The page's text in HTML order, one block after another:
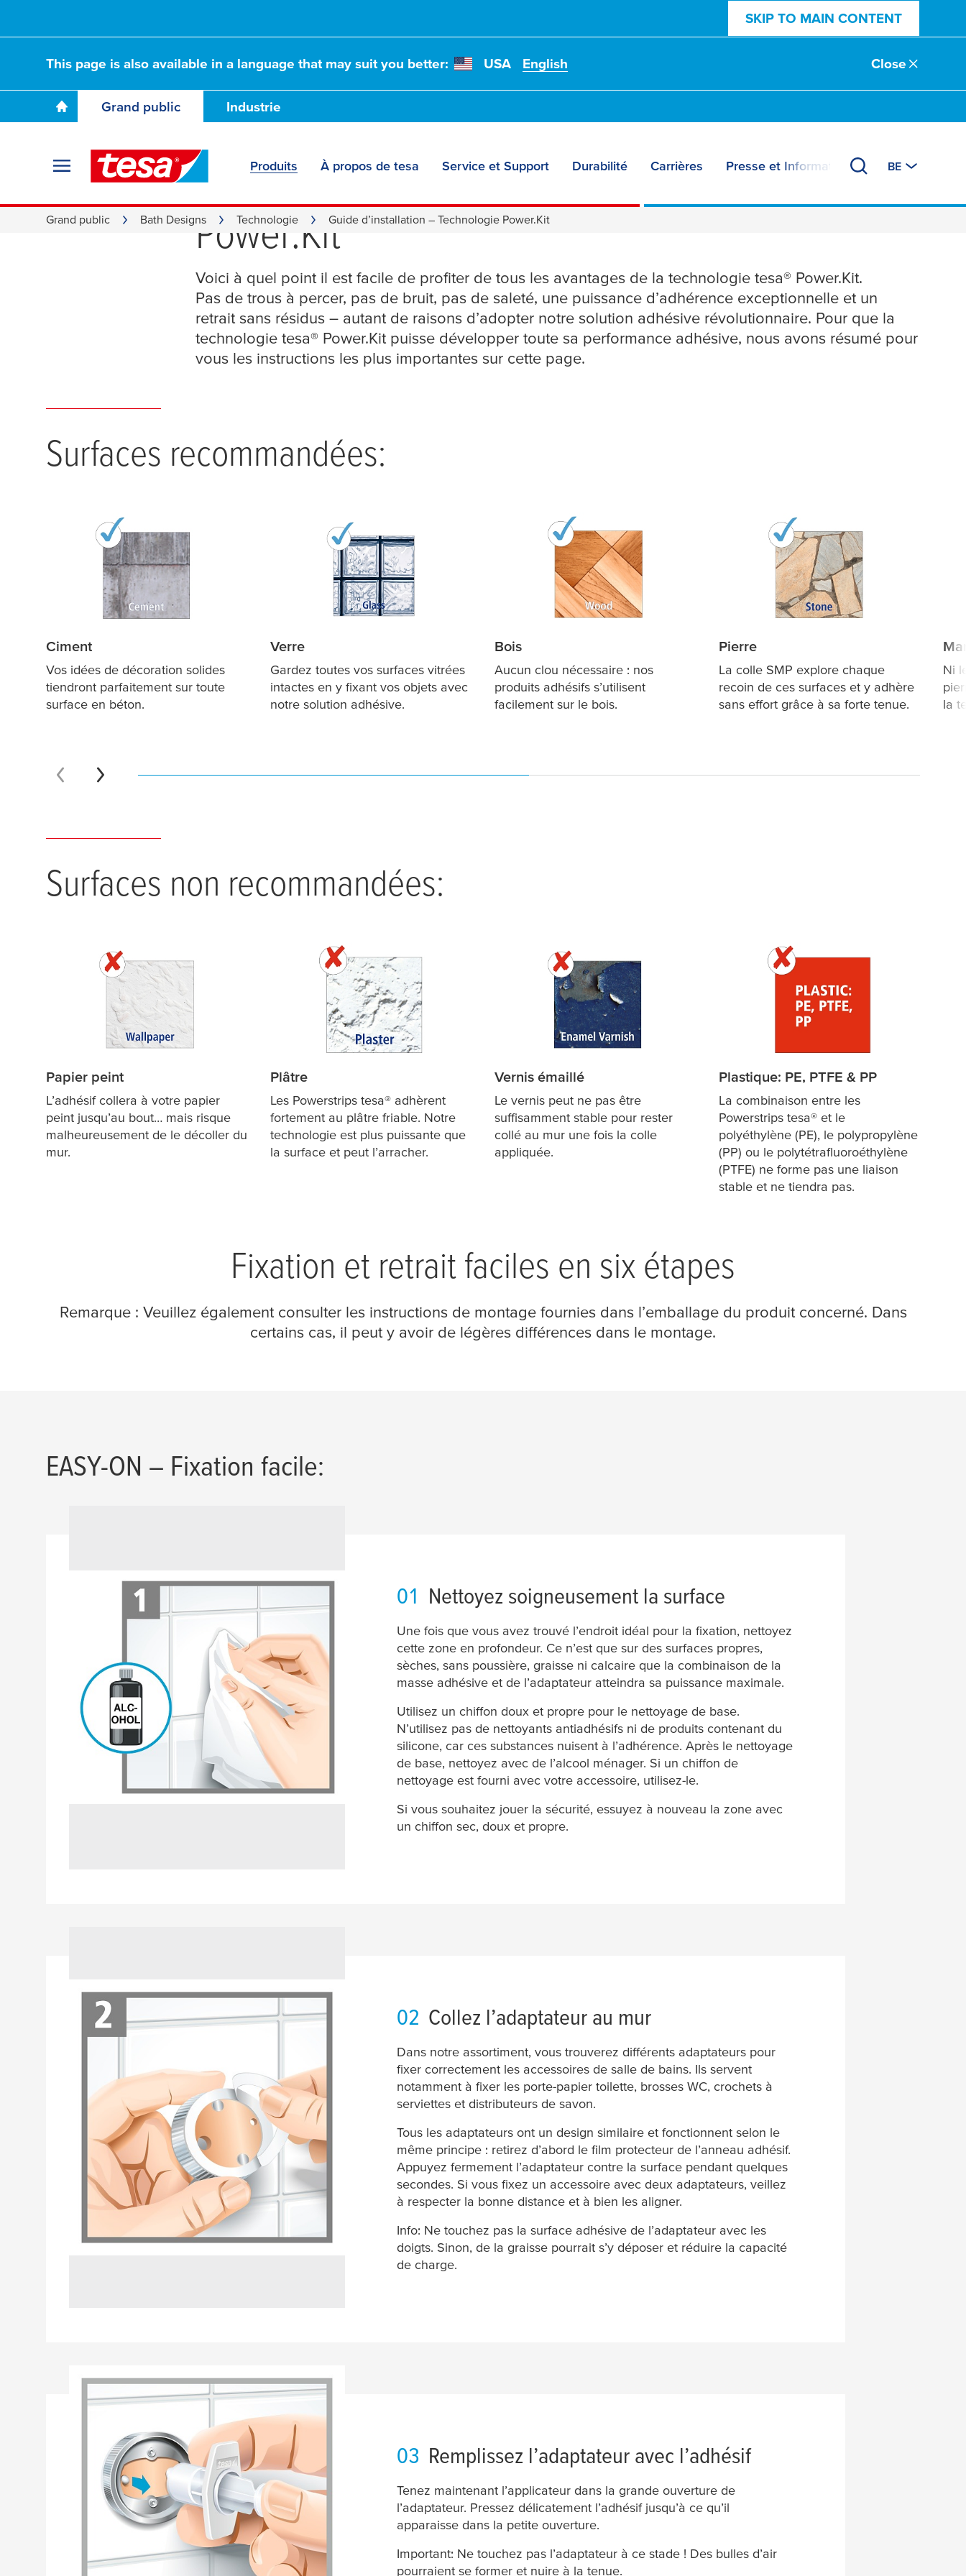
SKIP TO MAIN CONTENT
This page is also available in a language that may suit you better: USA English Close
Grand public Industrie
Produits À propos de tesa Service et Support Durabilité Carrières Presse et Informations BE
Grand public Bath Designs Technologie Guide d’installation – Technologie Power.Kit
Guide d’installation pour la technologietesa ®
Power.Kit
Voici à quel point il est facile de profiter de tous les avantages de la technologie tesa® Power.Kit.
Pas de trous à percer, pas de bruit, pas de saleté, une puissance d’adhérence exceptionnelle et un
retrait sans résidus – autant de raisons d’adopter notre solution adhésive révolutionnaire. Pour que la
technologie tesa® Power.Kit puisse développer toute sa performance adhésive, nous avons résumé pour
vous les instructions les plus importantes sur cette page.
Surfaces recommandées:
Ciment
Vos idées de décoration solides
tiendront parfaitement sur toute
surface en béton.
Verre
Gardez toutes vos surfaces vitrées
intactes en y fixant vos objets avec
notre solution adhésive.
Bois
Aucun clou nécessaire : nos
produits adhésifs s’utilisent
facilement sur le bois.
Pierre
La colle SMP explore chaque
recoin de ces surfaces et y adhère
sans effort grâce à sa forte tenue.
Ni
la
Surfaces non recommandées:
Papier peint
L’adhésif collera à votre papier
peint jusqu’au bout… mais risque
malheureusement de le décoller du
mur.
Plâtre
Les Powerstrips tesa® adhèrent
fortement au plâtre friable. Notre
technologie est plus puissante que
la surface et peut l’arracher.
Vernis émaillé
Le vernis peut ne pas être
suffisamment stable pour rester
collé au mur une fois la colle
appliquée.
Plastique: PE, PTFE & PP
La combinaison entre les
Powerstrips tesa® et le
polyéthylène (PE), le polypropylène
(PP) ou le polytétrafluoroéthylène
(PTFE) ne forme pas une liaison
stable et ne tiendra pas.
Fixation et retrait faciles en six étapes
Remarque : Veuillez également consulter les instructions de montage fournies dans l’emballage du produit concerné. Dans
certains cas, il peut y avoir de légères différences dans le montage.
EASY-ON – Fixation facile:
01 Nettoyez soigneusement la surface
Une fois que vous avez trouvé l’endroit idéal pour la fixation, nettoyez
cette zone en profondeur. Ce n’est que sur des surfaces propres,
sèches, sans poussière, graisse ni calcaire que la combinaison de la
masse adhésive et de l’adaptateur atteindra sa puissance maximale.
Utilisez un chiffon doux et propre pour le nettoyage de base.
N’utilisez pas de nettoyants antiadhésifs ni de produits contenant du
silicone, car ces substances nuisent à l’adhérence. Après le nettoyage
de base, nettoyez avec de l’alcool ménager. Si un chiffon de
nettoyage est fourni avec votre accessoire, utilisez-le.
Si vous souhaitez jouer la sécurité, essuyez à nouveau la zone avec
un chiffon sec, doux et propre.
02 Collez l’adaptateur au mur
Dans notre assortiment, vous trouverez différents adaptateurs pour
fixer correctement les accessoires de salle de bains. Ils servent
notamment à fixer les porte-papier toilette, brosses WC, crochets à
serviettes et distributeurs de savon.
Tous les adaptateurs ont un design similaire et fonctionnent selon le
même principe : retirez d’abord le film protecteur de l’anneau adhésif.
Appuyez fermement l’adaptateur contre la surface pendant quelques
secondes. Si vous fixez un accessoire avec deux adaptateurs, veillez
à respecter la bonne distance et à bien les aligner.
Info: Ne touchez pas la surface adhésive de l’adaptateur avec les
doigts. Sinon, de la graisse pourrait s’y déposer et réduire la capacité
de charge.
03 Remplissez l’adaptateur avec l’adhésif
Tenez maintenant l’applicateur dans la grande ouverture de
l’adaptateur. Pressez délicatement l’adhésif jusqu’à ce qu’il
apparaisse dans la petite ouverture.
Important: Ne touchez pas l’adaptateur à ce stade ! Des bulles d’air
pourraient se former et nuire à la tenue.